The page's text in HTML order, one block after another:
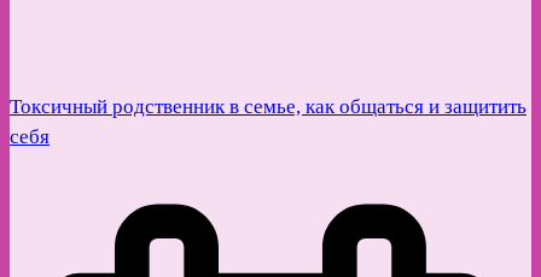
Токсичный родственник в семье, как общаться и защитить
себя